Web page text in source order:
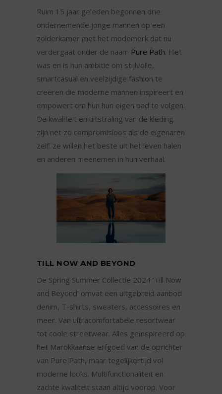
Ruim 15 jaar geleden begonnen drie
ondernemende jonge mannen op een
zolderkamer met het modemerk dat nu
verdergaat onder de naam Pure Path. Het
was en is hun ambitie om stijlvolle,
smartcasual en veelzijdige fashion te
creëren die moderne mannen inspireert en
empowert om hun hun eigen pad te volgen.
De kwaliteit en uitstraling van de kleding
zijn net zo compromisloos als de eigenaren
zelf: ze willen het beste uit het leven halen
en anderen meenemen in hun verhaal.
TILL NOW AND BEYOND
De Spring Summer Collectie 2024 ‘Till Now
and Beyond’ omvat een uitgebreid aanbod
denim, T-shirts, sweaters, accessoires en
meer. Van ultracomfortabele resortwear
tot coole streetwear. Alles geïnspireerd op
het Marokkaanse erfgoed van de oprichter
van Pure Path, maar tegelijkertijd vol
moderne looks. Multifunctionaliteit en
zachte kwaliteit staan altijd voorop. Voor